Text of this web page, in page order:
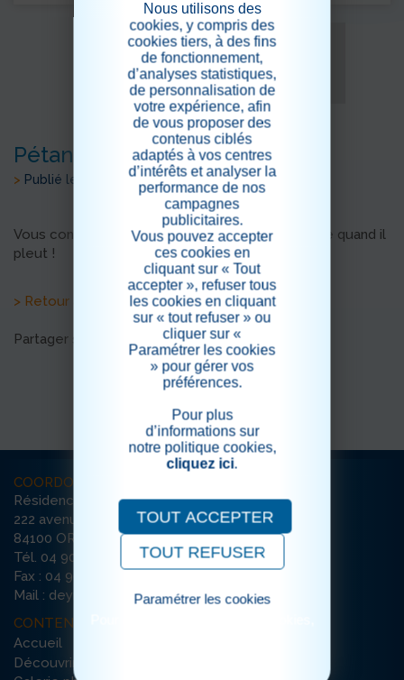
Pétanque d'intérieur
> Publié le 30/08/2025
Vous connaissez la pétanque d'intérieur? Pratique quand il
pleut !
> Retour aux actualités
Partager sur les réseaux sociaux
COORDONNÉES
Résidence La Deymarde
222 avenue de l’Argensol / Bât D
84100 ORANGE
Tél. 04 90 51 33 90
Fax : 04 90 51 22 76
Mail : deymarde-orange@ehpad-sedna.fr
CONTENU DU SITE
Accueil
Découvrir la résidence
Nous utilisons des
cookies, y compris des
cookies tiers, à des fins
de fonctionnement,
d’analyses statistiques,
de personnalisation de
votre expérience, afin
de vous proposer des
contenus ciblés
adaptés à vos centres
d’intérêts et analyser la
performance de nos
campagnes
publicitaires.
Vous pouvez accepter
ces cookies en
cliquant sur « Tout
accepter », refuser tous
les cookies en cliquant
sur « tout refuser » ou
cliquer sur «
Paramétrer les cookies
» pour gérer vos
préférences.
Pour plus
d’informations sur
notre politique cookies,
cliquez ici.
TOUT ACCEPTER
TOUT REFUSER
Paramétrer les cookies